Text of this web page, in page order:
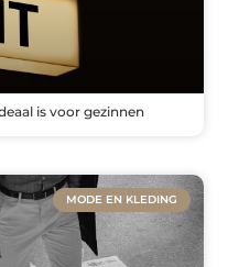
is voor gezinnen
MODE EN KLEDING